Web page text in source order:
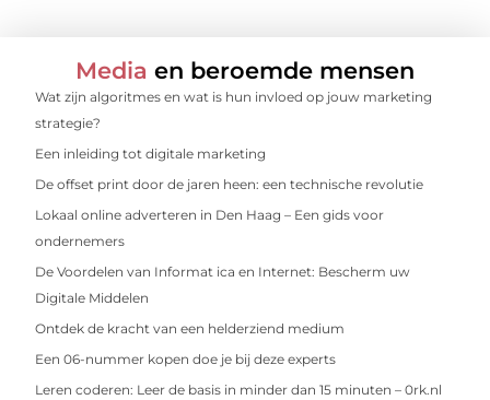
Media en beroemde mensen
Wat zijn algoritmes en wat is hun invloed op jouw marketing
strategie?
Een inleiding tot digitale marketing
De offset print door de jaren heen: een technische revolutie
Lokaal online adverteren in Den Haag – Een gids voor
ondernemers
De Voordelen van Informat ica en Internet: Bescherm uw
Digitale Middelen
Ontdek de kracht van een helderziend medium
Een 06-nummer kopen doe je bij deze experts
Leren coderen: Leer de basis in minder dan 15 minuten – 0rk.nl